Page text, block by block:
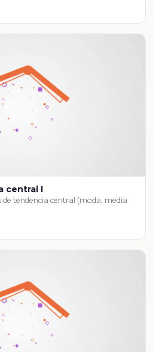
central I
de tendencia central (moda, media